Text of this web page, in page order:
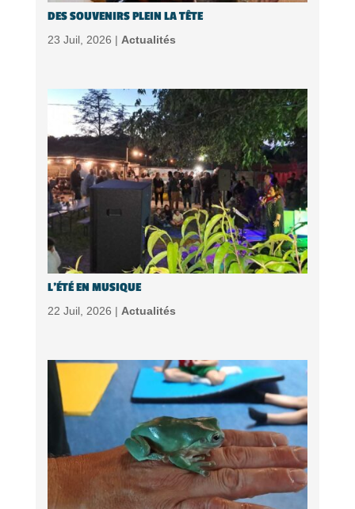
DES SOUVENIRS PLEIN LA TÊTE
23 Juil, 2026 | Actualités
L’ÉTÉ EN MUSIQUE
22 Juil, 2026 | Actualités